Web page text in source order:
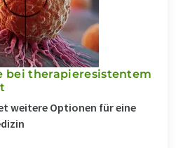
bei therapieresistentem
weitere Optionen für eine